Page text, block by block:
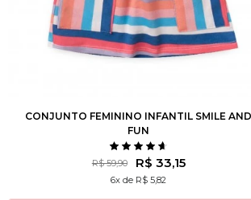
CONJUNTO FEMININO INFANTIL SMILE AND
FUN
R$ 59,90 R$ 33,15
6x de R$ 5,82